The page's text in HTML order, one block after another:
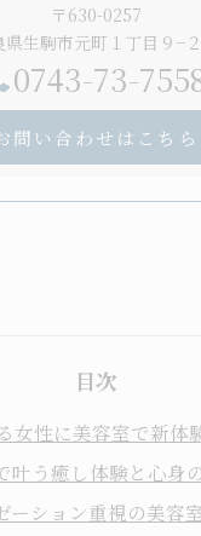
〒630-0257
県生駒市元町１丁目９−２
0743-73-
問い合わせはこちら
目次
女性に美容室で新体
叶う癒し体験と心身
ーション重視の美容